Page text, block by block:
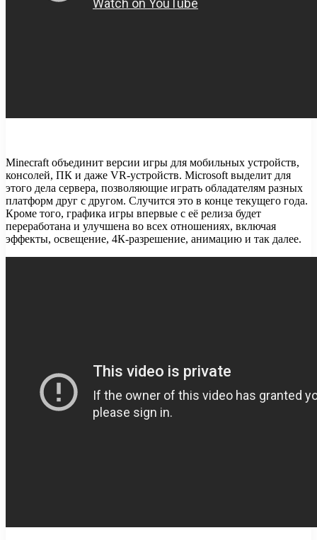
Minecraft объединит версии игры для мобильных устройств,
консолей, ПК и даже VR-устройств. Microsoft выделит для
этого дела сервера, позволяющие играть обладателям разных
платформ друг с другом. Случится это в конце текущего года.
Кроме того, графика игры впервые с её релиза будет
переработана и улучшена во всех отношениях, включая
эффекты, освещение, 4К-разрешение, анимацию и так далее.